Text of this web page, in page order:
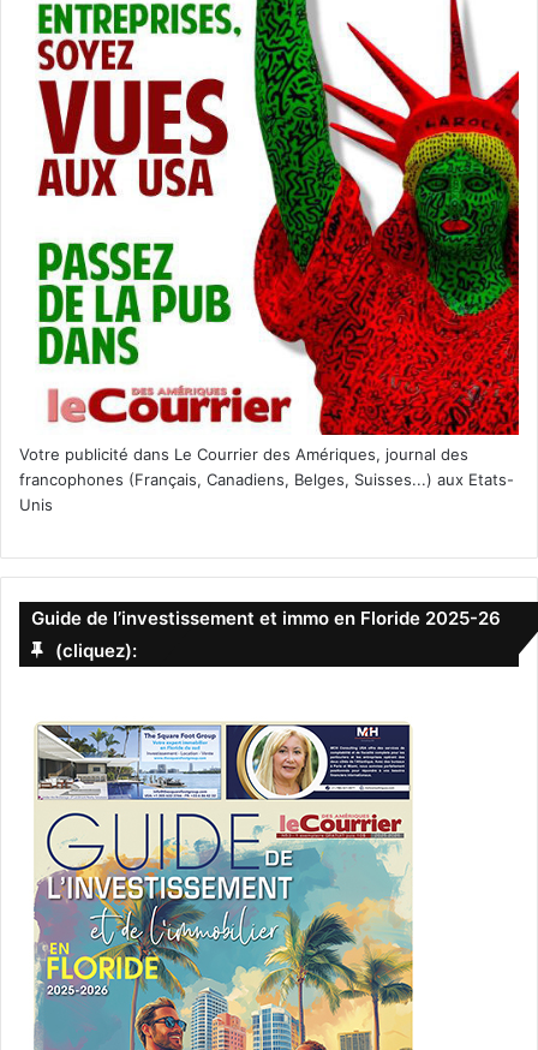
Votre publicité dans Le Courrier des Amériques, journal des
francophones (Français, Canadiens, Belges, Suisses...) aux Etats-
Unis
Guide de l’investissement et immo en Floride 2025-26
(cliquez):